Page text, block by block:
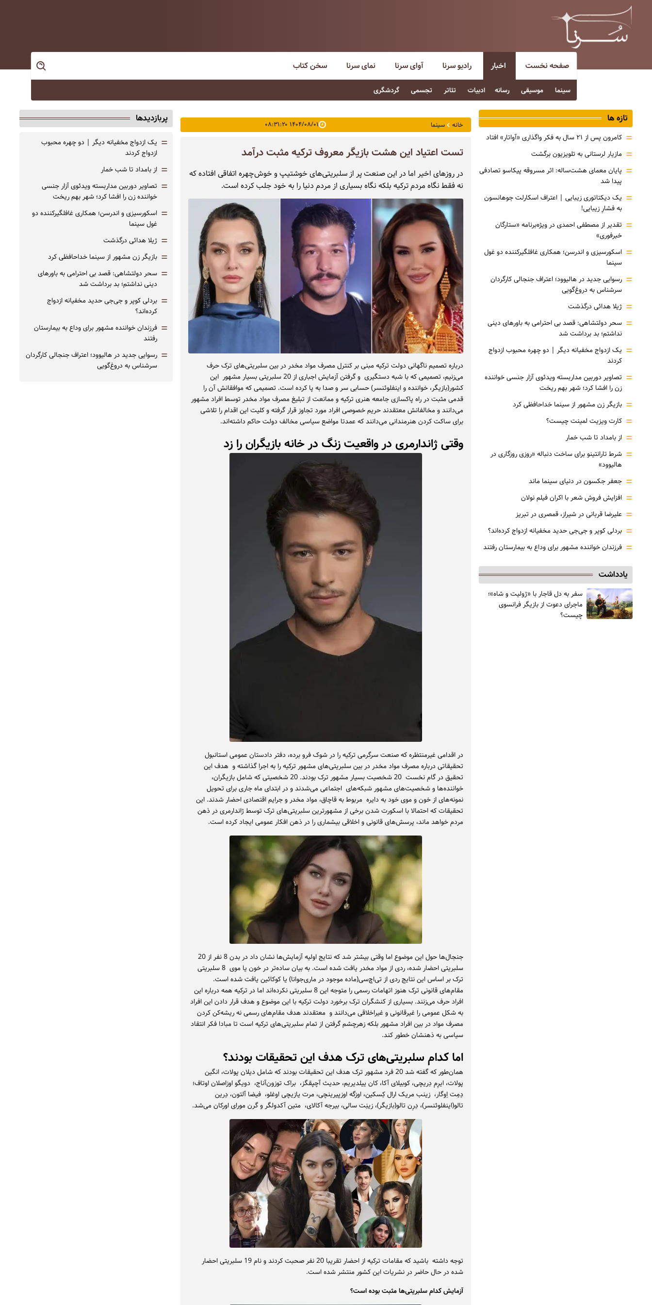
صفحه نخست اخبار
سینما موسیقی رسانه ادبیات تئاتر تجسمی گردشگری
رادیو سرنا آوای سرنا نمای سرنا سخن کتاب
خانه سینما ۱۴۰۴/۰۸/۰۱ ۰۸:۳۱:۲۰
تست اعتیاد این هشت بازیگر معروف ترکیه مثبت درآمد
در روزهای اخیر اما در این صنعت پر از سلبریتی‌های خوشتیپ و خوش‌چهره اتفاقی افتاده که
نه فقط نگاه مردم ترکیه بلکه نگاه بسیاری از مردم دنیا را به خود جلب کرده است.
درباره تصمیم ناگهانی دولت ترکیه مبنی بر کنترل مصرف مواد مخدر در بین سلبریتی‌های ترک حرف
می‌زنیم، تصمیمی که با شبه دستگیری و گرفتن آزمایش اجباری از 20 سلبریتی بسیار مشهور این
کشور(بازیگر، خواننده و اینفلوئنسر) حسابی سر و صدا به پا کرده است. تصمیمی که موافقانش آن را
قدمی مثبت در راه پاکسازی جامعه هنری ترکیه و ممانعت از تبلیغ مصرف مواد مخدر توسط افراد مشهور
می‌دانند و مخالفانش معتقدند حریم خصوصی افراد مورد تجاوز قرار گرفته و کلیت این اقدام را تلاشی
برای ساکت کردن هنرمندانی می‌دانند که عمدتا مواضع سیاسی مخالف دولت حاکم داشته‌اند.
وقتی ژاندارمری در واقعیت زنگ در خانه بازیگران را زد
در اقدامی غیرمنتظره که صنعت سرگرمی ترکیه را در شوک فرو برده، دفتر دادستان عمومی استانبول
تحقیقاتی درباره مصرف مواد مخدر در بین سلبریتی‌های مشهور ترکیه را به اجرا گذاشته و هدف این
تحقیق در گام نخست 20 شخصیت بسیار مشهور ترک بودند. 20 شخصیتی که شامل بازیگران،
خواننده‌ها و شخصیت‌های مشهور شبکه‌های اجتماعی می‌شدند و در ابتدای ماه جاری برای تحویل
نمونه‌های از خون و موی خود به دایره مربوط به قاچاق، مواد مخدر و جرایم اقتصادی احضار شدند. این
تحقیقات که احتمالا با اسکورت شدن برخی از مشهورترین سلبریتی‌های ترک توسط ژاندارمری در ذهن
مردم خواهد ماند، پرسش‌های قانونی و اخلاقی بیشماری را در ذهن افکار عمومی ایجاد کرده است.
جنجال‌ها حول این موضوع اما وقتی بیشتر شد که نتایج اولیه آزمایش‌ها نشان داد در بدن 8 نفر از 20
سلبریتی احضار شده، ردی از مواد مخدر یافت شده است. به بیان ساده‌تر در خون یا موی 8 سلبریتی
ترک بر اساس این نتایج ردی از تی‌اچ‌سی(ماده موجود در ماری‌جوانا) یا کوکائین یافت شده است.
مقام‌های قانونی ترک هنوز اتهامات رسمی را متوجه این 8 سلبریتی نکرده‌اند اما در ترکیه همه درباره این
افراد حرف می‌زنند. بسیاری از کنشگران ترک برخورد دولت ترکیه با این موضوع و هدف قرار دادن این افراد
به شکل عمومی را غیرقانونی و غیراخلاقی می‌دانند و معتقدند هدف مقام‌های رسمی نه ریشه‌کن کردن
مصرف مواد در بین افراد مشهور بلکه زهرچشم گرفتن از تمام سلبریتی‌های ترکیه است تا مبادا فکر انتقاد
سیاسی به ذهنشان خطور کند.
اما کدام سلبریتی‌های ترک هدف این تحقیقات بودند؟
همان‌طور که گفته شد 20 فرد مشهور ترک هدف این تحقیقات بودند که شامل دیلان پولات، انگین
پولات، ایرِم دِریچی، کوبیلای آکا، کان ییلدیریم، حدیث آچپقگز، براک توزون‌آناج، دویگو اوزاصلان اوتاف؛
دِمِت اِوگار، زینب مریک ارال کِسکین، اوزگه اوزپیرینچی، مرت یازیچی اوغلو، فیضا آلتون، دِرین
تالو(اینفلوئنسر)، دِرِن تالو(بازیگر)، زینِت سالی، بیرجه آکالای، متین آکدولگر و گرن مورای اورکان می‌شد.
توجه داشته باشید که مقامات ترکیه از احضار تقریبا 20 نفر صحبت کردند و نام 19 سلبریتی احضار
شده در حال حاضر در نشریات این کشور منتشر شده است.
آزمایش کدام سلبریتی‌ها مثبت بوده است؟
تازه ها
= کامرون پس از ۲۱ سال به فکر واگذاری «آواتار» افتاد
= مازیار لرستانی به تلویزیون برگشت
= پایان معمای هشت‌ساله: اثر مسروقه پیکاسو تصادفی
پیدا شد
= یک دیکتاتوری زیبایی | اعتراف اسکارلت جوهانسون
به فشارِ زیبایی!
= تقدیر از مصطفی احمدی در ویژه‌برنامه «ستارگان
خبرفوری»
= اسکورسیزی و اندرسن؛ همکاری غافلگیرکننده دو غول
سینما
= رسوایی جدید در هالیوود؛ اعتراف جنجالی کارگردان
سرشناس به دروغ‌گویی
= ژیلا هدائی درگذشت
= سحر دولتشاهی: قصد بی احترامی به باورهای دینی
نداشتم؛ بد برداشت شد
= یک ازدواج مخفیانه دیگر | دو چهره محبوب ازدواج
کردند
= تصاویر دوربین مداربسته ویدئوی آزار جنسی خواننده
زن را افشا کرد؛ شهر بهم ریخت
= بازیگر زن مشهور از سینما خداحافظی کرد
= کارت ویزیت لمینت چیست؟
= از بامداد تا شب خمار
= شرط تارانتینو برای ساخت دنباله «روزی روزگاری در
هالیوود»
= جعفر جکسون در دنیای سینما ماند
= افزایش فروش شعر با اکران فیلم نولان
= علیرضا قربانی در شیراز، قمصری در تبریز
= بردلی کوپر و جی‌جی حدید مخفیانه ازدواج کرده‌اند؟
= فرزندان خواننده مشهور برای وداع به بیمارستان رفتند
یادداشت
سفر به دل قاجار با «ژولیت و شاه»؛
ماجرای دعوت از ‌بازیگر فرانسوی
چیست؟
پربازدیدها
= یک ازدواج مخفیانه دیگر | دو چهره محبوب
ازدواج کردند
= از بامداد تا شب خمار
= تصاویر دوربین مداربسته ویدئوی آزار جنسی
خواننده زن را افشا کرد؛ شهر بهم ریخت
= اسکورسیزی و اندرسن؛ همکاری غافلگیرکننده دو
غول سینما
= ژیلا هدائی درگذشت
= بازیگر زن مشهور از سینما خداحافظی کرد
= سحر دولتشاهی: قصد بی احترامی به باورهای
دینی نداشتم؛ بد برداشت شد
= بردلی کوپر و جی‌جی حدید مخفیانه ازدواج
کرده‌اند؟
= فرزندان خواننده مشهور برای وداع به بیمارستان
رفتند
= رسوایی جدید در هالیوود؛ اعتراف جنجالی کارگردان
سرشناس به دروغ‌گویی